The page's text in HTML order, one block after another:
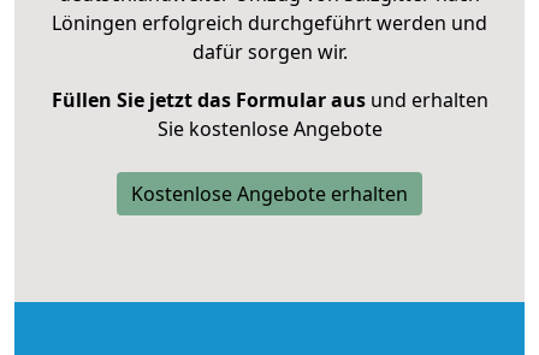
Löningen erfolgreich durchgeführt werden und
dafür sorgen wir.
Füllen Sie jetzt das Formular ausund erhalten
Sie kostenlose Angebote
Kostenlose Angebote erhalten